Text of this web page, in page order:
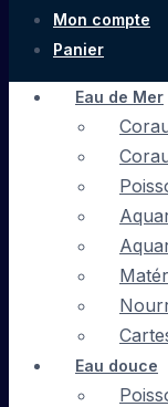
Mon compte
Panier
Eau de Mer
Eau douce